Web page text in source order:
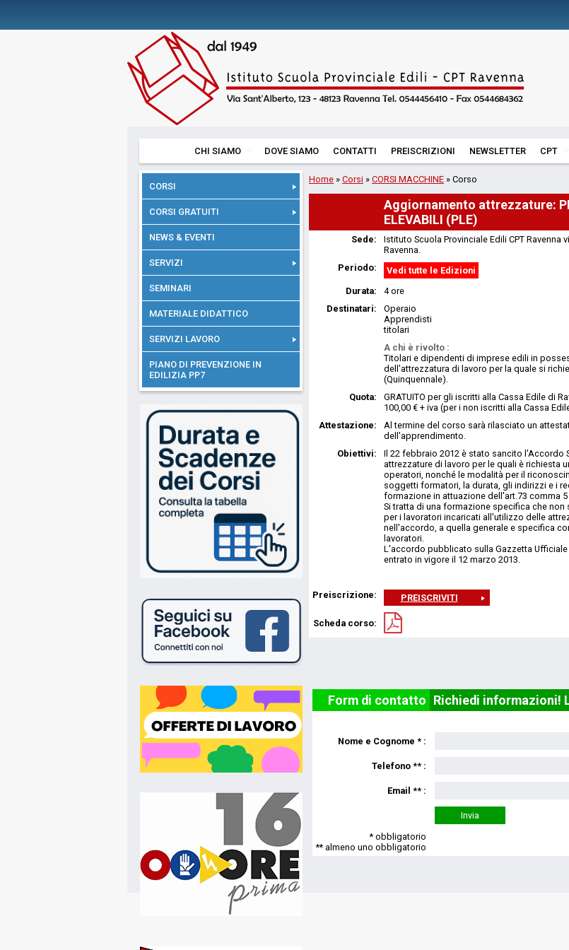
CHI SIAMO DOVE SIAMO CONTATTI PREISCRIZIONI NEWSLETTER CPT
CORSI
CORSI GRATUITI
NEWS & EVENTI
SERVIZI
SEMINARI
MATERIALE DIDATTICO
SERVIZI LAVORO
PIANO DI PREVENZIONE IN
EDILIZIA PP7
Home » Corsi » CORSI MACCHINE » Corso
Aggiornamento attrezzature:
ELEVABILI (PLE)
Sede:
Istituto Scuola Provinciale Edili CPT Ravenna
Ravenna.
Periodo:
Vedi tutte le Edizioni
Durata:
4 ore
Destinatari:
Operaio
Apprendisti
titolari
A chi è rivolto :
Titolari e dipendenti di imprese edili in
dell'attrezzatura di lavoro per la quale si
(Quinquennale).
Quota:
GRATUITO per gli iscritti alla Cassa Edile di
100,00 € + iva (per i non iscritti alla Cassa
Attestazione:
Al termine del corso sarà rilasciato un
dell'apprendimento.
Obiettivi:
Il 22 febbraio 2012 è stato sancito l'Accordo
attrezzature di lavoro per le quali è richiesta
operatori, nonché le modalità per il
soggetti formatori, la durata, gli indirizzi e i
formazione in attuazione dell'art.73 comma 5
Si tratta di una formazione specifica che non
per i lavoratori incaricati all'utilizzo delle
nell'accordo, a quella generale e specifica
lavoratori.
L'accordo pubblicato sulla Gazzetta Ufficiale
entrato in vigore il 12 marzo 2013.
Preiscrizione: PREISCRIVITI
Scheda corso:
Form di contatto Richiedi informazioni!
Nome e Cognome * :
Telefono ** :
Email ** :
* obbligatorio
** almeno uno obbligatorio